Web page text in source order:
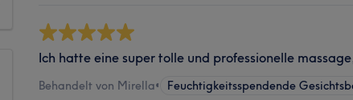
Ich hatte eine super tolle und professionelle
Behandelt von Mirella• Feuchtigkeitsspendende